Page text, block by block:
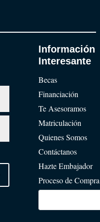
Información
Interesante
Becas
Financiación
Te Asesoramos
Matriculación
Quienes Somos
Contáctanos
Hazte Embajador
Proceso de Compra